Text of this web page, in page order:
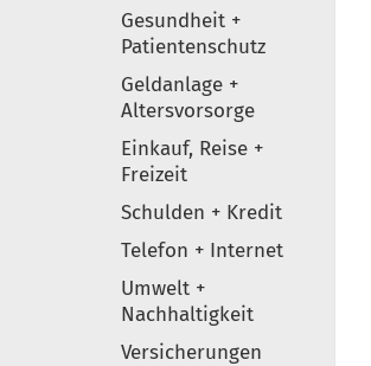
Gesundheit +
Patientenschutz
Geldanlage +
Altersvorsorge
Einkauf, Reise +
Freizeit
Schulden + Kredit
Telefon + Internet
Umwelt +
Nachhaltigkeit
Versicherungen